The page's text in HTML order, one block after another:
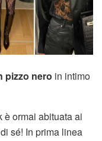
pizzo nero in intimo
è ormai abituata ai
sé! In prima linea